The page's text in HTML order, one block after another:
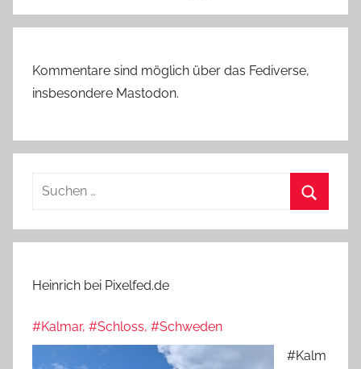
Kommentare sind möglich über das Fediverse,
insbesondere Mastodon.
Suchen
Heinrich bei Pixelfed.de
#Kalmar, #Schloss, #Schweden
#Kalm